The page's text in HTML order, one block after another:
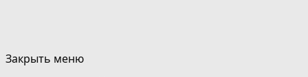
Закрыть меню